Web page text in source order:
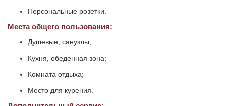
Персональные розетки.
Места общего пользования:
Душевые, санузлы;
Кухня, обеденная зона;
Комната отдыха;
Место для курения.